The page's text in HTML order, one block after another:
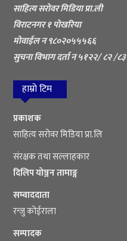
साहित्य सरोवर मिडिया प्रा.ली
विराटनगर १ पोखरिया
मोवाईल न ९८०२०५५५६६
सुचना विभाग दर्ता न ५१२२/ ८२ /८३
हाम्रो टिम
प्रकाशक
साहित्य सरोवर मिडिया प्रा.लि
संरक्षक तथा सल्लाहकार
दिलिप योञ्जन तामाङ्ग
सम्वाददाता
रन्जु कोईराला
सम्पादक